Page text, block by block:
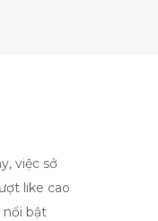
việc sở
like cao
nổi bật